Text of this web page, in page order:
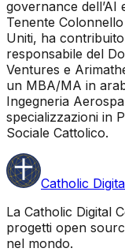
governance dell’AI
Tenente
Uniti, ha
responsabile del
Ventures e
un MBA/MA in
Ingegneria
specializzazioni in
Sociale Cattolico.
Catholic
La Catholic Digital
progetti open
nel mondo.